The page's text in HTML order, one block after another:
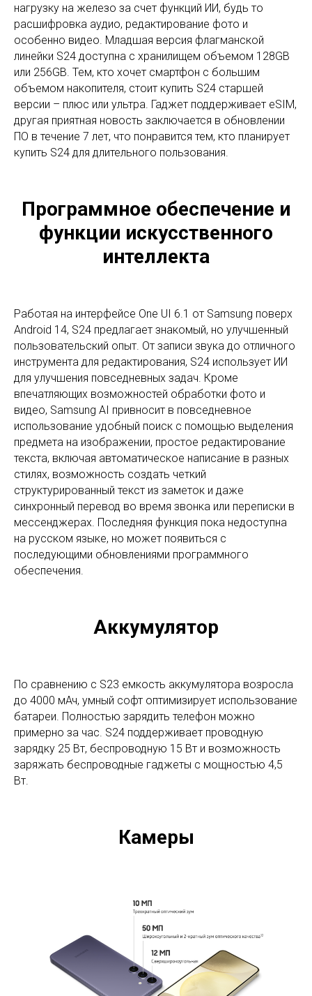
нагрузку на железо за счет функций ИИ, будь то
расшифровка аудио, редактирование фото и
особенно видео. Младшая версия флагманской
линейки S24 доступна с хранилищем объемом 128GB
или 256GB. Тем, кто хочет смартфон с большим
объемом накопителя, стоит купить S24 старшей
версии – плюс или ультра. Гаджет поддерживает eSIM,
другая приятная новость заключается в обновлении
ПО в течение 7 лет, что понравится тем, кто планирует
купить S24 для длительного пользования.
Программное обеспечение и
функции искусственного
интеллекта
Работая на интерфейсе One UI 6.1 от Samsung поверх
Android 14, S24 предлагает знакомый, но улучшенный
пользовательский опыт. От записи звука до отличного
инструмента для редактирования, S24 использует ИИ
для улучшения повседневных задач. Кроме
впечатляющих возможностей обработки фото и
видео, Samsung AI привносит в повседневное
использование удобный поиск с помощью выделения
предмета на изображении, простое редактирование
текста, включая автоматическое написание в разных
стилях, возможность создать четкий
структурированный текст из заметок и даже
синхронный перевод во время звонка или переписки в
мессенджерах. Последняя функция пока недоступна
на русском языке, но может появиться с
последующими обновлениями программного
обеспечения.
Аккумулятор
По сравнению с S23 емкость аккумулятора возросла
до 4000 мАч, умный софт оптимизирует использование
батареи. Полностью зарядить телефон можно
примерно за час. S24 поддерживает проводную
зарядку 25 Вт, беспроводную 15 Вт и возможность
заряжать беспроводные гаджеты с мощностью 4,5
Вт.
Камеры